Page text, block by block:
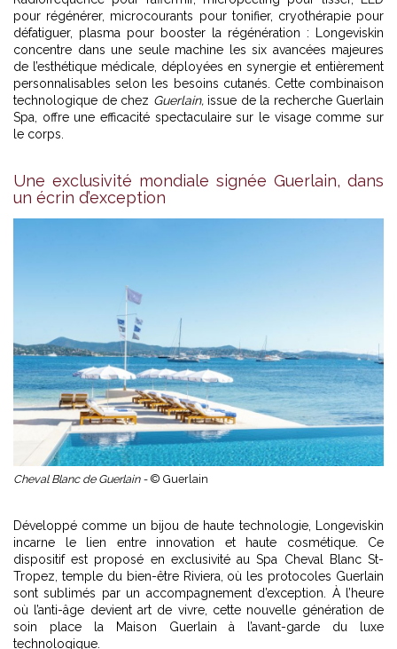
pour régénérer, microcourants pour tonifier, cryothérapie pour
défatiguer, plasma pour booster la régénération : Longeviskin
concentre dans une seule machine les six avancées majeures
de l’esthétique médicale, déployées en synergie et entièrement
personnalisables selon les besoins cutanés. Cette combinaison
technologique de chez Guerlain,issue de la recherche Guerlain
Spa, offre une efficacité spectaculaire sur le visage comme sur
le corps.
Une exclusivité mondiale signée Guerlain, dans
un écrin d’exception
Cheval Blanc de Guerlain - © Guerlain
Développé comme un bijou de haute technologie, Longeviskin
incarne le lien entre innovation et haute cosmétique. Ce
dispositif est proposé en exclusivité au Spa Cheval Blanc St-
Tropez , temple du bien-être Riviera, où les protocoles Guerlain
sont sublimés par un accompagnement d’exception. À l’heure
où l’anti-âge devient art de vivre, cette nouvelle génération de
soin place la Maison Guerlain à l’avant-garde du luxe
technologique.